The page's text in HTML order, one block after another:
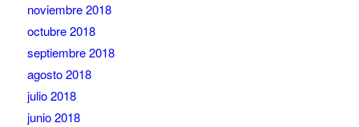
noviembre 2018
octubre 2018
septiembre 2018
agosto 2018
julio 2018
junio 2018